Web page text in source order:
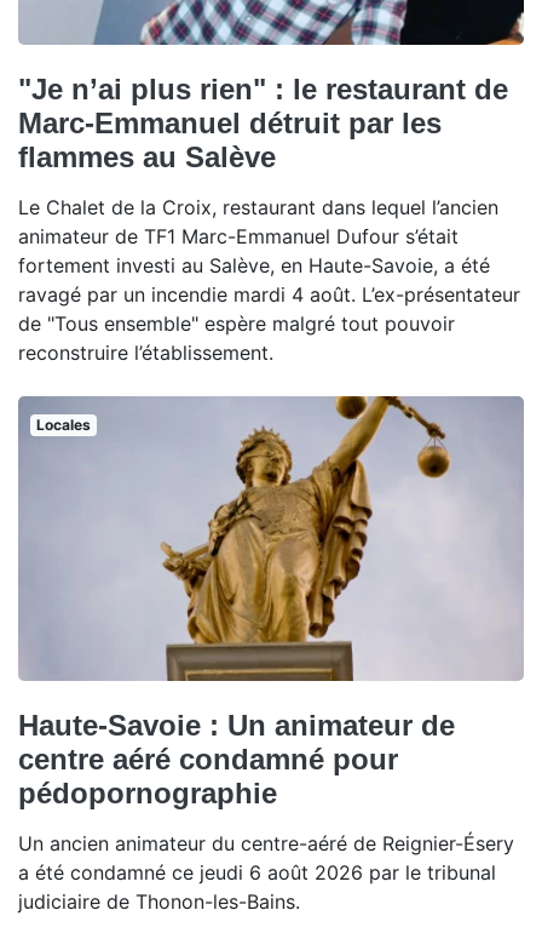
"Je n’ai plus rien" : le restaurant de
Marc-Emmanuel détruit par les
flammes au Salève
Le Chalet de la Croix, restaurant dans lequel l’ancien
animateur de TF1 Marc-Emmanuel Dufour s’était
fortement investi au Salève, en Haute-Savoie, a été
ravagé par un incendie mardi 4 août. L’ex-présentateur
de "Tous ensemble" espère malgré tout pouvoir
reconstruire l’établissement.
Locales
Haute-Savoie : Un animateur de
centre aéré condamné pour
pédopornographie
Un ancien animateur du centre-aéré de Reignier-Ésery
a été condamné ce jeudi 6 août 2026 par le tribunal
judiciaire de Thonon-les-Bains.